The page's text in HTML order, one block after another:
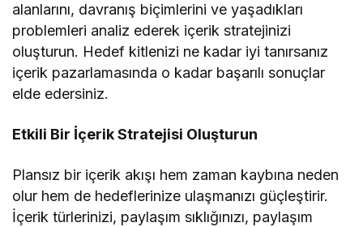
alanlarını, davranış biçimlerini ve yaşadıkları
problemleri analiz ederek içerik stratejinizi
oluşturun. Hedef kitlenizi ne kadar iyi tanırsanız
içerik pazarlamasında o kadar başarılı sonuçlar
elde edersiniz.
Etkili Bir İçerik Stratejisi Oluşturun
Plansız bir içerik akışı hem zaman kaybına neden
olur hem de hedeflerinize ulaşmanızı güçleştirir.
İçerik türlerinizi, paylaşım sıklığınızı, paylaşım